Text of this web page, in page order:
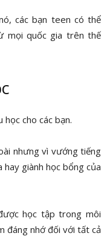
các bạn teen có thể
mọi quốc gia trên thế
cho các bạn.
nhưng vì vướng tiếng
giành học bổng của
học tập trong môi
đáng nhớ đối với tất cả